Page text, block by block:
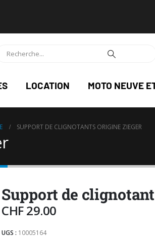
LOCATION MOTO NEUVE
SUPPORT DE CLIGNOTANTS ORIGINE ZIEGER
Support de
CHF29.00
UGS : 10005164